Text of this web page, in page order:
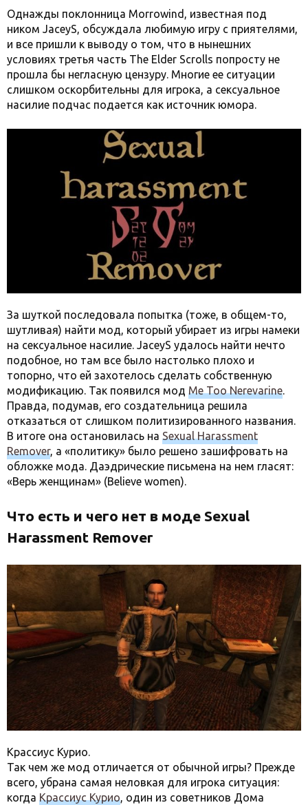
Однажды поклонница Morrowind, известная под
ником JaceyS, обсуждала любимую игру с приятелями,
и все пришли к выводу о том, что в нынешних
условиях третья часть The Elder Scrolls попросту не
прошла бы негласную цензуру. Многие ее ситуации
слишком оскорбительны для игрока, а сексуальное
насилие подчас подается как источник юмора.
За шуткой последовала попытка (тоже, в общем-то,
шутливая) найти мод, который убирает из игры намеки
на сексуальное насилие. JaceyS удалось найти нечто
подобное, но там все было настолько плохо и
топорно, что ей захотелось сделать собственную
модификацию. Так появился мод Me Too Nerevarine.
Правда, подумав, его создательница решила
отказаться от слишком политизированного названия.
В итоге она остановилась на Sexual Harassment
Remover, а «политику» было решено зашифровать на
обложке мода. Даэдрические письмена на нем гласят:
«Верь женщинам» (Believe women).
Что есть и чего нет в моде Sexual
Harassment Remover
Крассиус Курио.
Так чем же мод отличается от обычной игры? Прежде
всего, убрана самая неловкая для игрока ситуация:
когда Крассиус Курио, один из советников Дома